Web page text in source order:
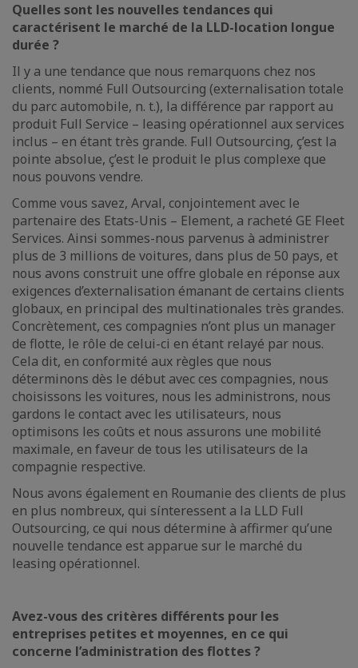
Quelles sont les nouvelles tendances qui
caractérisent le marché de la LLD-location longue
durée ?
Il y a une tendance que nous remarquons chez nos
clients, nommé Full Outsourcing (externalisation totale
du parc automobile, n. t.), la différence par rapport au
produit Full Service – leasing opérationnel aux services
inclus – en étant très grande. Full Outsourcing, ç’est la
pointe absolue, ç’est le produit le plus complexe que
nous pouvons vendre.
Comme vous savez, Arval, conjointement avec le
partenaire des Etats-Unis – Element, a racheté GE Fleet
Services. Ainsi sommes-nous parvenus à administrer
plus de 3 millions de voitures, dans plus de 50 pays, et
nous avons construit une offre globale en réponse aux
exigences d’externalisation émanant de certains clients
globaux, en principal des multinationales très grandes.
Concrètement, ces compagnies n’ont plus un manager
de flotte, le rôle de celui-ci en étant relayé par nous.
Cela dit, en conformité aux règles que nous
déterminons dès le début avec ces compagnies, nous
choisissons les voitures, nous les administrons, nous
gardons le contact avec les utilisateurs, nous
optimisons les coûts et nous assurons une mobilité
maximale, en faveur de tous les utilisateurs de la
compagnie respective.
Nous avons également en Roumanie des clients de plus
en plus nombreux, qui sínteressent a la LLD Full
Outsourcing, ce qui nous détermine à affirmer qu’une
nouvelle tendance est apparue sur le marché du
leasing opérationnel.
Avez-vous des critères différents pour les
entreprises petites et moyennes, en ce qui
concerne l’administration des flottes ?